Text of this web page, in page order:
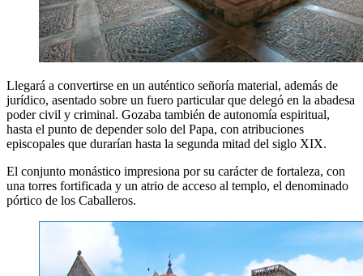
Llegará a convertirse en un auténtico señoría material, además de
jurídico, asentado sobre un fuero particular que delegó en la abadesa
poder civil y criminal. Gozaba también de autonomía espiritual,
hasta el punto de depender solo del Papa, con atribuciones
episcopales que durarían hasta la segunda mitad del siglo XIX.
El conjunto monástico impresiona por su carácter de fortaleza, con
una torres fortificada y un atrio de acceso al templo, el denominado
pórtico de los Caballeros.